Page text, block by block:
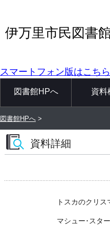
伊万里市民図書
スマートフォン版はこちら
図書館HPへ 資料
図書館HPへ >
資料詳細
トスカのクリス
マシュー･スタ